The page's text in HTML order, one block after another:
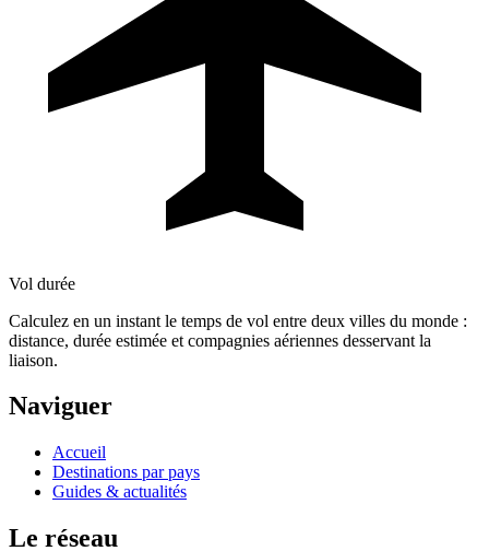
Vol durée
Calculez en un instant le temps de vol entre deux villes du monde :
distance, durée estimée et compagnies aériennes desservant la
liaison.
Naviguer
Accueil
Destinations par pays
Guides & actualités
Le réseau